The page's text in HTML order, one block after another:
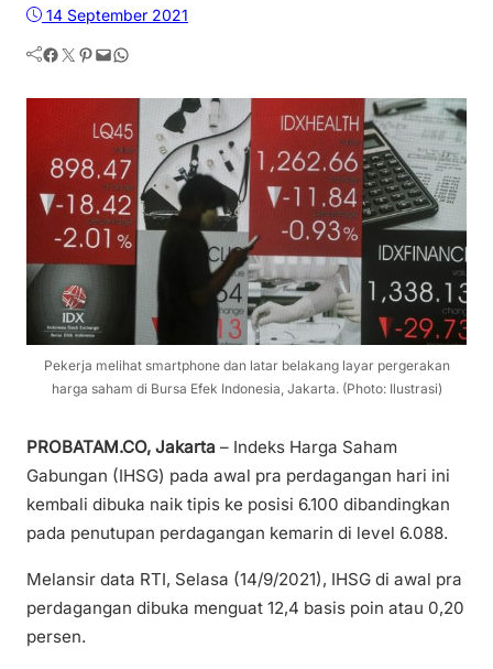
14 September 2021
Facebook Twitter Pinterest Mail WhatsApp
Pekerja melihat smartphone dan latar belakang layar pergerakan
harga saham di Bursa Efek Indonesia, Jakarta. (Photo: Ilustrasi)
PROBATAM.CO, Jakarta – Indeks Harga Saham
Gabungan (IHSG) pada awal pra perdagangan hari ini
kembali dibuka naik tipis ke posisi 6.100 dibandingkan
pada penutupan perdagangan kemarin di level 6.088.
Melansir data RTI, Selasa (14/9/2021), IHSG di awal pra
perdagangan dibuka menguat 12,4 basis poin atau 0,20
persen.